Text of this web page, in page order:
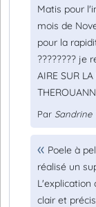
Matis pour
mois de
pour la
???????? je
AIRE SUR
Par Sandrine
Poele à
réalisé un
L'explication
clair et